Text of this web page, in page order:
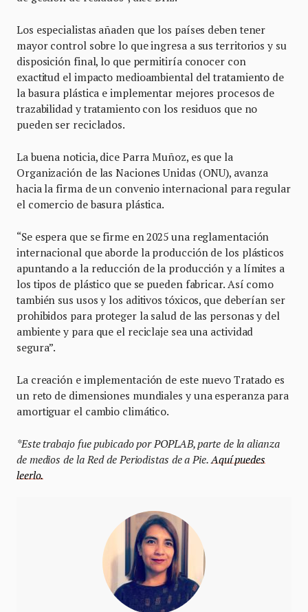
Los especialistas añaden que los países deben tener
mayor control sobre lo que ingresa a sus territorios y su
disposición final, lo que permitiría conocer con
exactitud el impacto medioambiental del tratamiento de
la basura plástica e implementar mejores procesos de
trazabilidad y tratamiento con los residuos que no
pueden ser reciclados.
La buena noticia, dice Parra Muñoz, es que la
Organización de las Naciones Unidas (ONU), avanza
hacia la firma de un convenio internacional para regular
el comercio de basura plástica.
“Se espera que se firme en 2025 una reglamentación
internacional que aborde la producción de los plásticos
apuntando a la reducción de la producción y a límites a
los tipos de plástico que se pueden fabricar. Así como
también sus usos y los aditivos tóxicos, que deberían ser
prohibidos para proteger la salud de las personas y del
ambiente y para que el reciclaje sea ​​una actividad
segura”.
La creación e implementación de este nuevo Tratado es
un reto de dimensiones mundiales y una esperanza para
amortiguar el cambio climático.
*Este trabajo fue pubicado por POPLAB, parte de la alianza
de medios de la Red de Periodistas de a Pie. Aquí puedes
leerlo.